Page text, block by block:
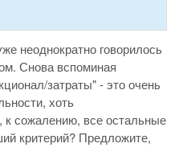
неоднократно говорилось
Снова вспоминая
затраты" - это очень
хоть
к сожалению, все остальные
критерий? Предложите,